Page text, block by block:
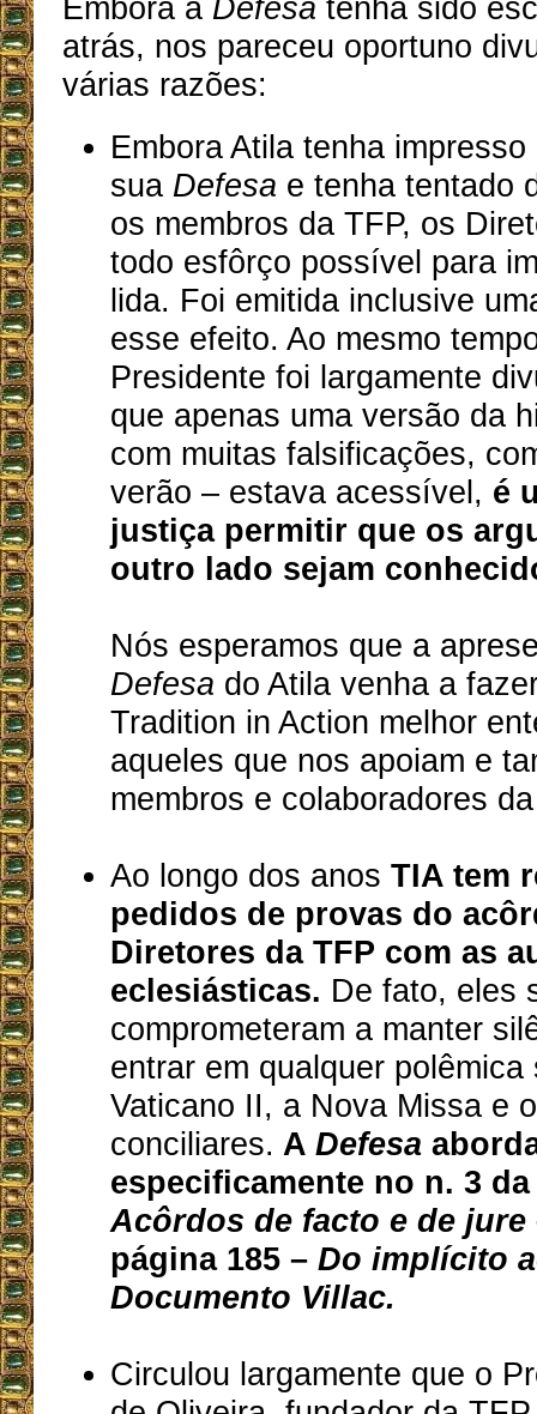
Embora a Defesa tenha sido
atrás, nos pareceu oportuno
várias razões:
Embora Atila tenha
sua Defesa e tenha tentado
os membros da TFP, os
todo esfôrço possível para
lida. Foi emitida inclusive
esse efeito. Ao mesmo
Presidente foi largamente
que apenas uma versão da
com muitas falsificações,
verão – estava acessível, é
justiça permitir que os
outro lado sejam
Nós esperamos que a
Defesa do Atila venha a
Tradition in Action melhor
aqueles que nos apoiam e
membros e colaboradores
Ao longo dos anosTIA tem
pedidos de provas do
Diretores da TFP com as
eclesiásticas. De fato, eles
comprometeram a manter
entrar em qualquer
Vaticano II, a Nova Missa e
conciliares. ADefesa
especificamente no n. 3
Acôrdos de facto e de jure
página 185 –Do implícito
Documento Villac.
Circulou largamente que o